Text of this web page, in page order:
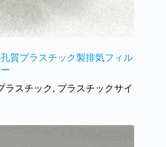
質プラスチック製排気フィル
ラスチック, プラスチックサイ